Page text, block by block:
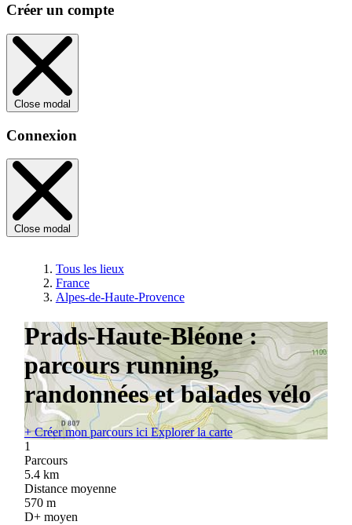
Créer un compte
Close modal
Connexion
Close modal
Tous les lieux
France
Alpes-de-Haute-Provence
Prads-Haute-Bléone :
parcours running,
randonnées et balades vélo
+Créer mon parcours ici Explorer la carte
1
Parcours
5.4 km
Distance moyenne
570 m
D+ moyen